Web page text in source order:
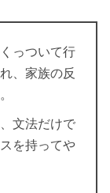
っついて行
、家族の反
。
文法だけで
を持ってや